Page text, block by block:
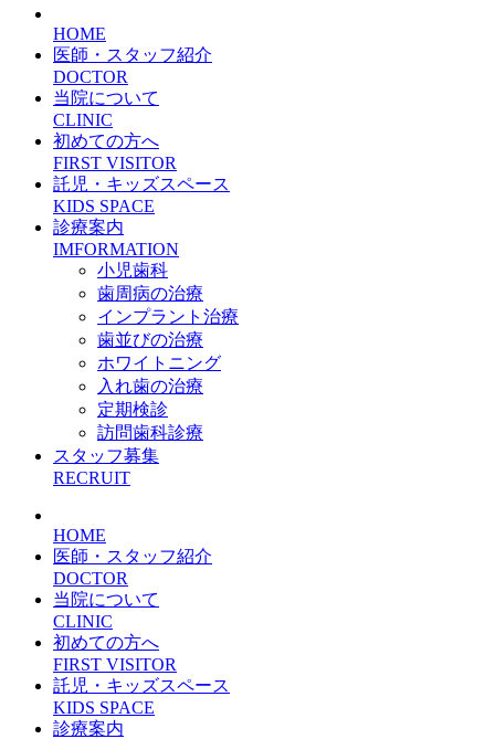
HOME
医師・スタッフ紹介
DOCTOR
当院について
CLINIC
初めての方へ
FIRST VISITOR
託児・キッズスペース
KIDS SPACE
診療案内
IMFORMATION
小児歯科
歯周病の治療
インプラント治療
歯並びの治療
ホワイトニング
入れ歯の治療
定期検診
訪問歯科診療
スタッフ募集
RECRUIT
HOME
医師・スタッフ紹介
DOCTOR
当院について
CLINIC
初めての方へ
FIRST VISITOR
託児・キッズスペース
KIDS SPACE
診療案内